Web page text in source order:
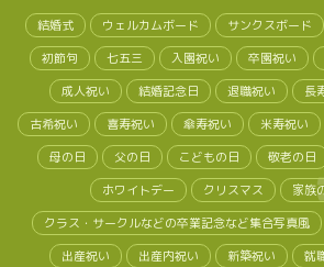
結婚式 ウェルカムボード サンクスボード
初節句
七五三 入園祝い 卒園祝い
成人祝い
結婚記念日 退職祝い 長
古希祝い
喜寿祝い 傘寿祝い 米寿祝い
母の日
父の日 こどもの日 敬老の日
ホワイトデー
クリスマス
家族
クラス・サークルなどの卒業記念など集合写真風
出産祝い
出産内祝い 新築祝い 就